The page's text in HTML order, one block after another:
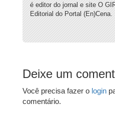
é editor do jornal e site O
Editorial do Portal (En)Cena.
Deixe um
Você precisa fazer o login
comentário.